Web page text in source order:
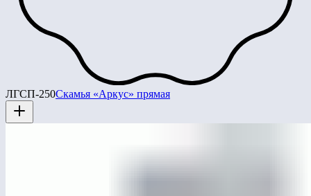
ЛГСП-250Скамья «Аркус» прямая